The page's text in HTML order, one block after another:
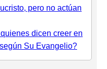
pero no actúan
dicen creer en
Su Evangelio?